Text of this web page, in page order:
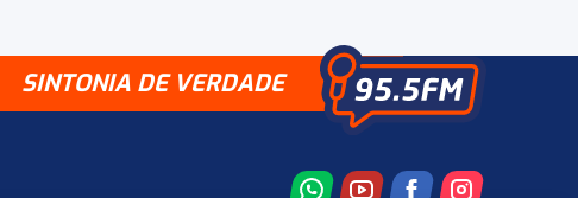
SINTONIA DE VERDADE